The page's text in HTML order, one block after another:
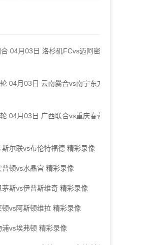
04月03日 洛杉矶FCvs迈阿密国
04月03日 云南爨合vs南宁东方
04月03日 广西联合vs重庆春蕾
尔联vs布伦特福德 精彩录像
顿vs水晶宫 精彩录像
斯vs伊普斯维奇 精彩录像
vs阿斯顿维拉 精彩录像
vs埃弗顿 精彩录像